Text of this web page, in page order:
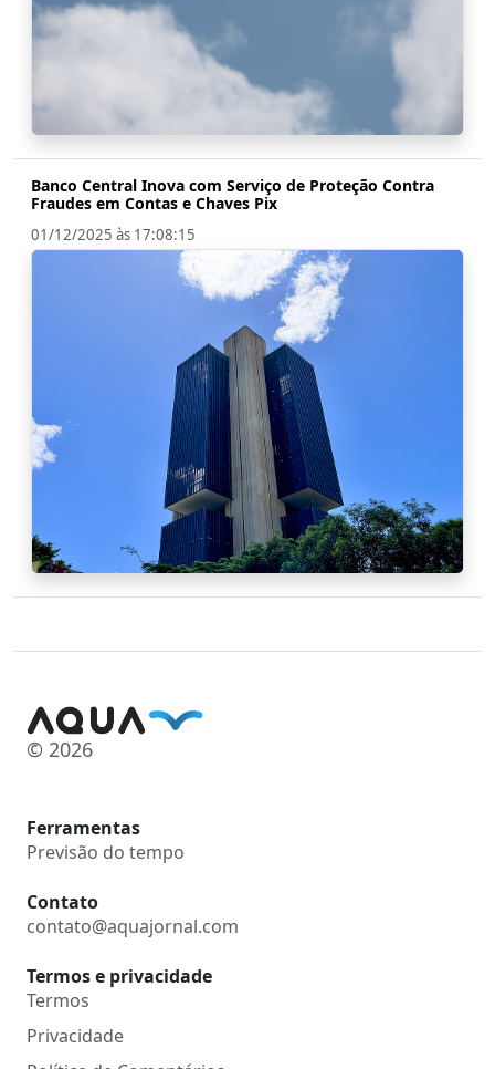
Banco Central Inova com Serviço de Proteção Contra
Fraudes em Contas e Chaves Pix
01/12/2025 às 17:08:15
© 2026
Ferramentas
Previsão do tempo
Contato
contato@aquajornal.com
Termos e privacidade
Termos
Privacidade